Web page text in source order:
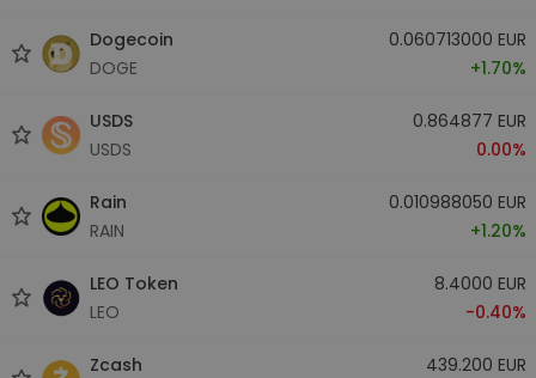
Dogecoin
DOGE
0.060713000 EUR
+1.70%
USDS
USDS
0.864877 EUR
0.00%
Rain
RAIN
0.010988050 EUR
+1.20%
LEO Token
LEO
8.4000 EUR
-0.40%
Zcash
439.200 EUR